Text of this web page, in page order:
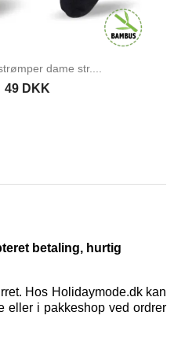
dame str....
49 DKK
betaling, hurtig
Hos Holidaymode.dk kan
eller i pakkeshop ved ordrer